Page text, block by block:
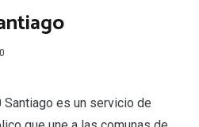
Santiago es un servicio de